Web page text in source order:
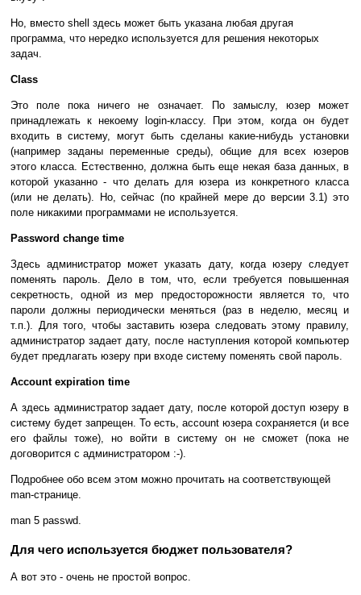
Но, вместо shell здесь может быть указана любая другая
программа, что нередко используется для решения некоторых
задач.
Class
Это поле пока ничего не означает. По замыслу, юзер может
принадлежать к некоему login-классу. При этом, когда он будет
входить в систему, могут быть сделаны какие-нибудь установки
(например заданы переменные среды), общие для всех юзеров
этого класса. Естественно, должна быть еще некая база данных, в
которой указанно - что делать для юзера из конкретного класса
(или не делать). Но, сейчас (по крайней мере до версии 3.1) это
поле никакими программами не используется.
Password change time
Здесь администратор может указать дату, когда юзеру следует
поменять пароль. Дело в том, что, если требуется повышенная
секретность, одной из мер предосторожности является то, что
пароли должны периодически меняться (раз в неделю, месяц и
т.п.). Для того, чтобы заставить юзера следовать этому правилу,
администратор задает дату, после наступления которой компьютер
будет предлагать юзеру при входе систему поменять свой пароль.
Account expiration time
А здесь администратор задает дату, после которой доступ юзеру в
систему будет запрещен. То есть, account юзера сохраняется (и все
его файлы тоже), но войти в систему он не сможет (пока не
договорится с администратором :-).
Подробнее обо всем этом можно прочитать на соответствующей
man-странице.
man 5 passwd.
Для чего используется бюджет пользователя?
А вот это - очень не простой вопрос.